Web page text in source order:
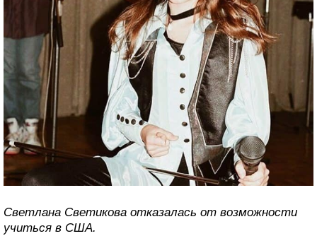
Светлана Светикова отказалась от возможности
учиться в США.